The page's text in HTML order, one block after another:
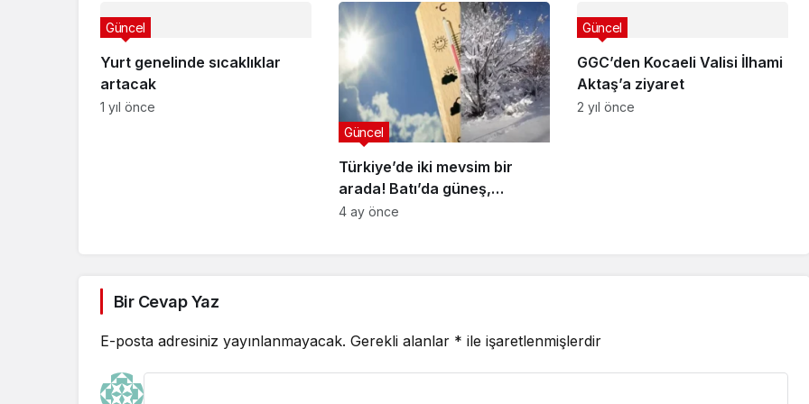
Yurt genelinde sıcaklıklar
artacak
Güncel
1 yıl önce
Türkiye’de iki mevsim bir
arada! Batı’da güneş,
Doğu’da kar
Güncel
4 ay önce
GGC’den Kocaeli Valisi İlhami
Aktaş’a ziyaret
Güncel
2 yıl önce
Bir Cevap Yaz
E-posta adresiniz yayınlanmayacak. Gerekli alanlar * ile işaretlenmişlerdir